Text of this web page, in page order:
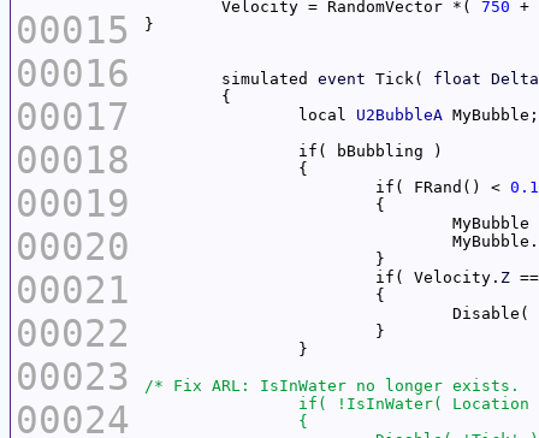
00015
00016
00017
00018
00019
00020
00021
00022
00023
00024
	Velocity = RandomVector *(
750 +
	simulated
event Tick( float
		local
U2BubbleA
			if( FRand() <
0.1
			if( Velocity.
Z
				Disable(